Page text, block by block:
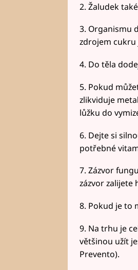
2. Žaludek
3. Organismu
zdrojem cukru
4. Do těla
5. Pokud
zlikviduje
lůžku do
6. Dejte si
potřebné
7. Zázvor
zázvor
8. Pokud je to
9. Na trhu je
většinou užít
Prevento).